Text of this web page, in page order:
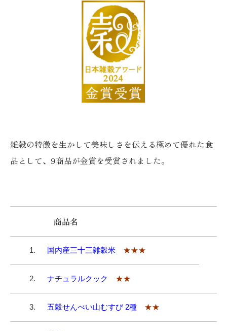
雑穀の特徴を生かして美味しさを伝える極めて優れた食
品として、9商品が金賞を受賞されました。
商品名
1. 国内産三十三雑穀米
★★★
2. ナチュラルクック ★★
3. 五穀せんべい山むすび 2種 ★★
デイリー食品部門〈2026・秋〉募集案内